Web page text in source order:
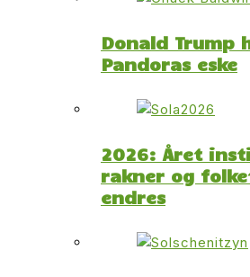
Donald Trump
Pandoras eske
2026: Året
rakner og
endres